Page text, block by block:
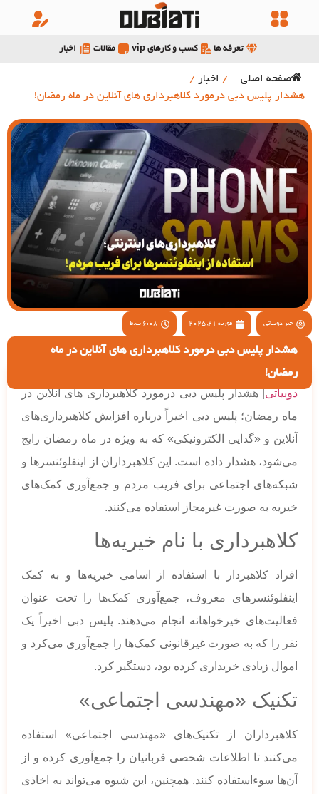
تعرفه ها کسب و کارهای vip مقالات اخبار
صفحه اصلی / اخبار /
هشدار پلیس دبی درمورد کلاهبرداری های آنلاین در ماه رمضان!
خبر دوبیاتی فوریه 21, 2025 6:08 ب.ظ
هشدار پلیس دبی درمورد کلاهبرداری های آنلاین در ماه
رمضان!
دوبیاتی| هشدار پلیس دبی درمورد کلاهبرداری های آنلاین در
ماه رمضان؛ پلیس دبی اخیراً درباره افزایش کلاهبرداری‌های
آنلاین و «گدایی الکترونیکی» که به ویژه در ماه رمضان رایج
می‌شود، هشدار داده است. این کلاهبرداران از اینفلوئنسرها و
شبکه‌های اجتماعی برای فریب مردم و جمع‌آوری کمک‌های
خیریه به صورت غیرمجاز استفاده می‌کنند.
کلاهبرداری با نام خیریه‌ها
افراد کلاهبردار با استفاده از اسامی خیریه‌ها و به کمک
اینفلوئنسرهای معروف، جمع‌آوری کمک‌ها را تحت عنوان
فعالیت‌های خیرخواهانه انجام می‌دهند. پلیس دبی اخیراً یک
نفر را که به صورت غیرقانونی کمک‌ها را جمع‌آوری می‌کرد و
اموال زیادی خریداری کرده بود، دستگیر کرد.
تکنیک «مهندسی اجتماعی»
کلاهبرداران از تکنیک‌های «مهندسی اجتماعی» استفاده
می‌کنند تا اطلاعات شخصی قربانیان را جمع‌آوری کرده و از
آن‌ها سوءاستفاده کنند. همچنین، این شیوه می‌تواند به اخاذی